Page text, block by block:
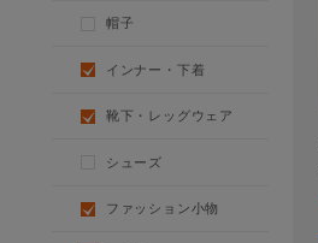
帽子
インナー・下着
靴下・レッグウェア
シューズ
ファッション小物